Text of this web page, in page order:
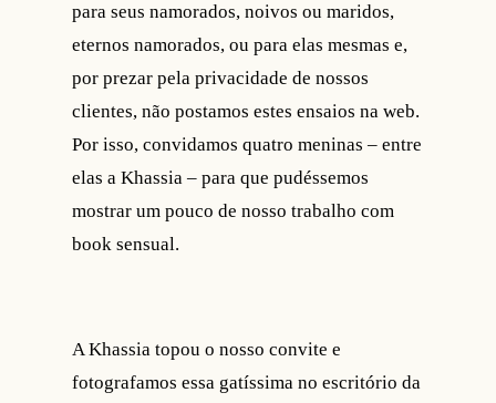
para seus namorados, noivos ou maridos,
eternos namorados, ou para elas mesmas e,
por prezar pela privacidade de nossos
clientes, não postamos estes ensaios na web.
Por isso, convidamos quatro meninas – entre
elas a Khassia – para que pudéssemos
mostrar um pouco de nosso trabalho com
book sensual.
A Khassia topou o nosso convite e
fotografamos essa gatíssima no escritório da